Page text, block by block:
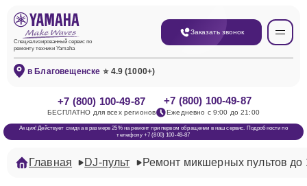
Специализированный сервис по
ремонту техники Yamaha
Заказать звонок
в Благовещенске ⭐ 4.9 (1000+)
+7 (800) 100-49-87
БЕСПЛАТНО для всех регионов
+7 (800) 100-49-87
Ежедневно с 9:00 до 21:00
Акция! Действует скидка в размере 25% на ремонт при первом обращении в наш сервис. Подробности по
телефону +7 (800) 100-49-87
Главная DJ-пульт Ремонт микшерных пультов до